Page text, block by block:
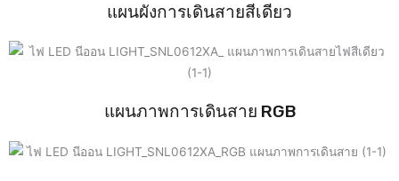
แผนผังการเดินสายสีเดียว
แผนภาพการเดินสาย RGB